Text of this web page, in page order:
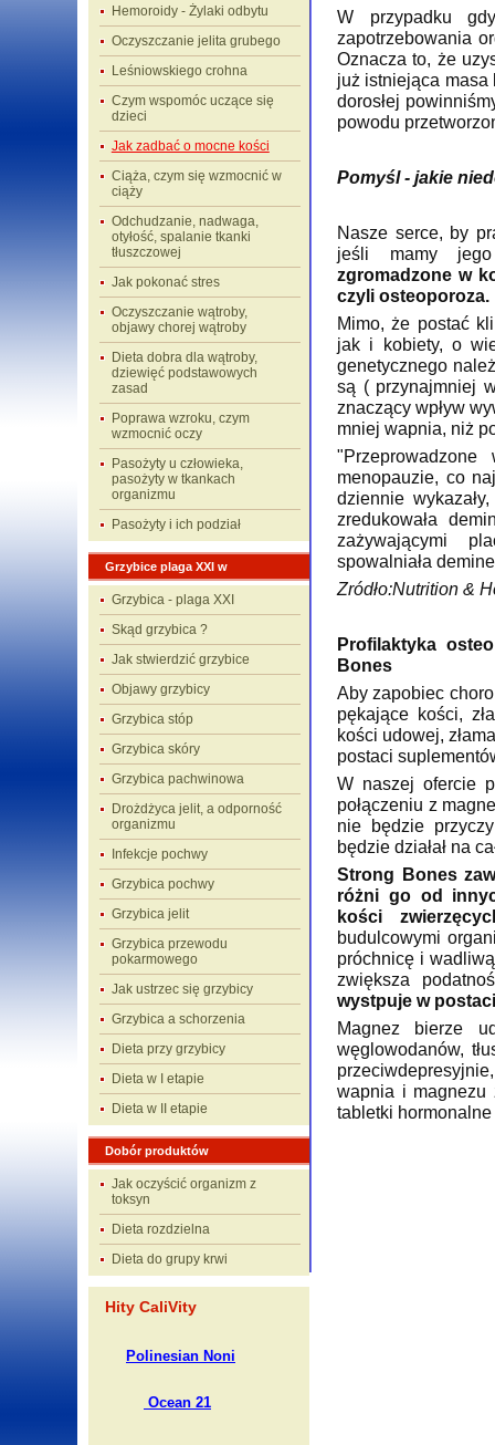
Hemoroidy - Żylaki odbytu
Oczyszczanie jelita grubego
Leśniowskiego crohna
Czym wspomóc uczące się
dzieci
Jak zadbać o mocne kości
Ciąża, czym się wzmocnić w
ciąży
Odchudzanie, nadwaga,
otyłość, spalanie tkanki
tłuszczowej
Jak pokonać stres
Oczyszczanie wątroby,
objawy chorej wątroby
Dieta dobra dla wątroby,
dziewięć podstawowych
zasad
Poprawa wzroku, czym
wzmocnić oczy
Pasożyty u człowieka,
pasożyty w tkankach
organizmu
Pasożyty i ich podział
Grzybice plaga XXI w
Grzybica - plaga XXI
Skąd grzybica ?
Jak stwierdzić grzybice
Objawy grzybicy
Grzybica stóp
Grzybica skóry
Grzybica pachwinowa
Drożdżyca jelit, a odporność
organizmu
Infekcje pochwy
Grzybica pochwy
Grzybica jelit
Grzybica przewodu
pokarmowego
Jak ustrzec się grzybicy
Grzybica a schorzenia
Dieta przy grzybicy
Dieta w I etapie
Dieta w II etapie
Dobór produktów
Jak oczyścić organizm z
toksyn
Dieta rozdzielna
Dieta do grupy krwi
Hity CaliVity
Polinesian Noni
Ocean 21
W przypadku
zapotrzebowania
Oznacza to, że
już istniejąca
dorosłej
powodu
Pomyśl - jakie
Nasze serce, by
jeśli mamy
zgromadzone w
czyli osteoporoza.
Mimo, że postać
jak i kobiety, o
genetycznego
są ( przynajmniej
znaczący wpływ
mniej wapnia, niż
menopauzie, co
dziennie
zredukowała
zażywającymi
spowalniała
Zródło:Nutrition &
Profilaktyka
Bones
Aby zapobiec
pękające kości,
kości udowej,
postaci
W naszej ofercie
połączeniu z
nie będzie
będzie działał na
Strong Bones
różni go od
kości
budulcowymi
próchnicę i
zwiększa
wystpuje w
Magnez bierze
węglowodanów,
wapnia i magnezu
tabletki